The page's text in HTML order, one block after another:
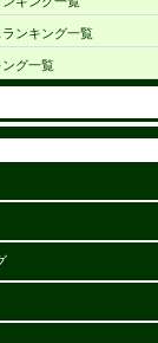
ンキング一覧
グ一覧